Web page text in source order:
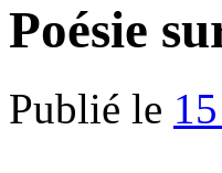
Poésie
Publié le